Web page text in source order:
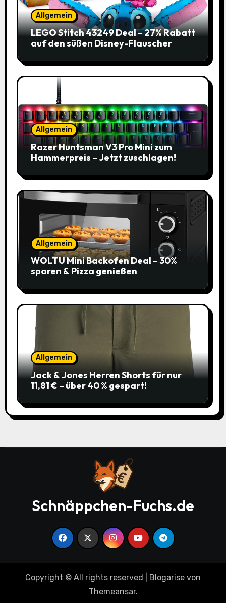
Allgemein
LEGO Stitch 43249 Deal – 27% Rabatt
auf den süßen Disney-Flauscher
Allgemein
Razer Huntsman V3 Pro Mini zum
Hammerpreis – Jetzt zuschlagen!
Allgemein
WOLTU Mini Backofen Deal – 30%
sparen & Pizza genießen
Allgemein
Jack & Jones Herren Shorts für nur
11,81 € – über 40 % gespart!
Schnäppchen-Fuchs.de
Copyright © All rights reserved Blogarise von
Themeansar.